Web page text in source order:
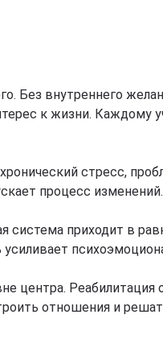
Без внутреннего
к жизни. Каждому
стресс,
процесс изменений.
система приходит в
центра. Реабилитация
отношения и